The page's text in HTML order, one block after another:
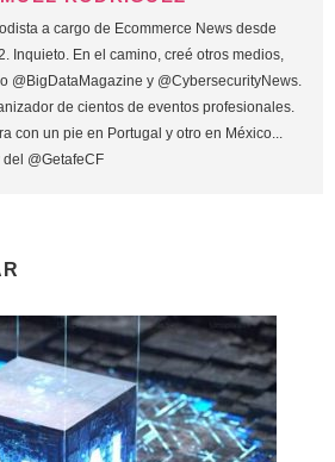
a cargo de Ecommerce News desde
Inquieto. En el camino, creé otros medios,
@BigDataMagazine y @CybersecurityNews.
de cientos de eventos profesionales.
con un pie en Portugal y otro en México...
del @GetafeCF